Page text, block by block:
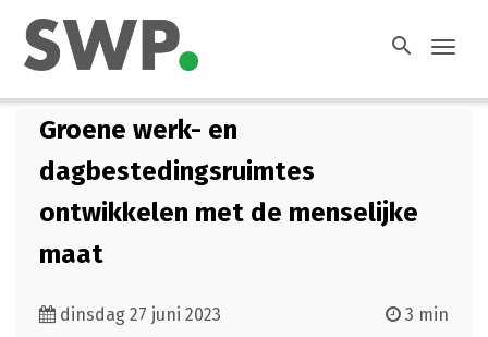
search
Groene werk- en
dagbestedingsruimtes
ontwikkelen met de menselijke
maat
dinsdag 27 juni 2023 3 min